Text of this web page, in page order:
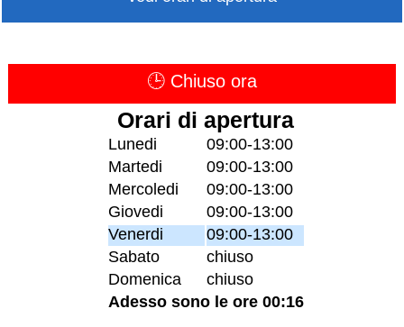
🕒 Chiuso ora
Orari di apertura
Lunedi
09:00-13:00
Martedi
09:00-13:00
Mercoledi
09:00-13:00
Giovedi
09:00-13:00
Venerdi
09:00-13:00
Sabato
chiuso
Domenica
chiuso
Adesso sono le ore 00:16